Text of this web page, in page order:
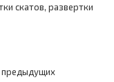
скатов, развертки
предыдущих